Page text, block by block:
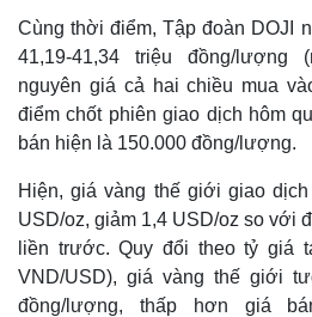
Cùng thời điểm, Tập đoàn DOJI
41,19-41,34 triệu đồng/lượng
nguyên giá cả hai chiều mua
điểm chốt phiên giao dịch hôm
bán hiện là 150.000 đồng/lượng.
Hiện, giá vàng thế giới giao
USD/oz, giảm 1,4 USD/oz so với
liền trước. Quy đổi theo tỷ giá
VND/USD), giá vàng thế giới
đồng/lượng, thấp hơn giá